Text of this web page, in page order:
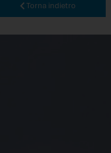
Torna indietro